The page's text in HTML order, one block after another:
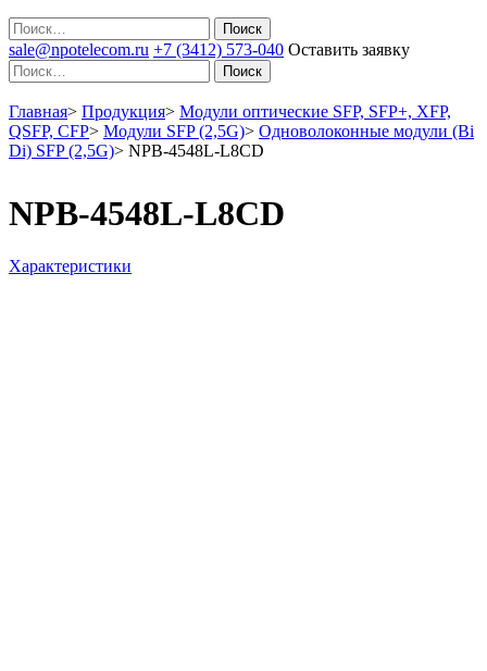
Поиск
sale@npotelecom.ru +7 (3412) 573-040 Оставить заявку
Поиск
Главная> Продукция> Модули оптические SFP, SFP+, XFP,
QSFP, CFP> Модули SFP (2,5G)> Одноволоконные модули (Bi
Di) SFP (2,5G)> NPB-4548L-L8CD
NPB-4548L-L8CD
Характеристики